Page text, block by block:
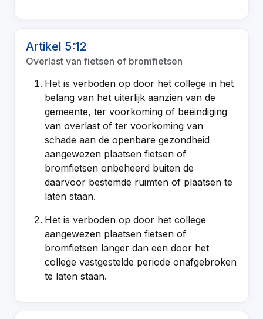
Artikel 5:12
Overlast van fietsen of bromfietsen
Het is verboden op door het college in het
belang van het uiterlijk aanzien van de
gemeente, ter voorkoming of beëindiging
van overlast of ter voorkoming van
schade aan de openbare gezondheid
aangewezen plaatsen fietsen of
bromfietsen onbeheerd buiten de
daarvoor bestemde ruimten of plaatsen te
laten staan.
Het is verboden op door het college
aangewezen plaatsen fietsen of
bromfietsen langer dan een door het
college vastgestelde periode onafgebroken
te laten staan.